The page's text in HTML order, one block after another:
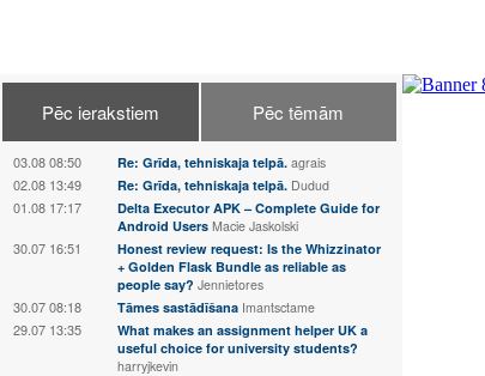
Pēc ierakstiem Pēc tēmām
03.08 08:50 Re: Grīda, tehniskaja telpā. agrais
02.08 13:49 Re: Grīda, tehniskaja telpā. Dudud
01.08 17:17
Delta Executor APK – Complete Guide for
Android Users Macie Jaskolski
30.07 16:51
Honest review request: Is the Whizzinator
+ Golden Flask Bundle as reliable as
people say? Jennietores
30.07 08:18 Tāmes sastādīšana Imantsctame
29.07 13:35
What makes an assignment helper UK a
useful choice for university students?
harryjkevin